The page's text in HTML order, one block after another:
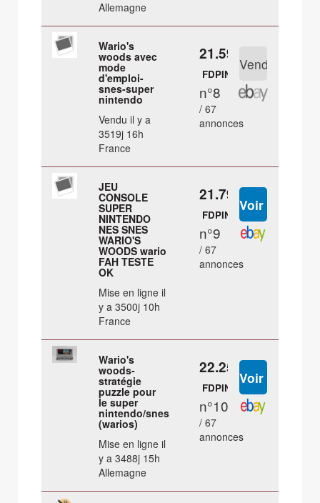
Allemagne
Wario's
woods avec
mode
d'emploi-
snes-super
nintendo
Vendu il y a
3519j 16h
France
21.59 €
FDPIN
n°8
/ 67
annonces
JEU
CONSOLE
SUPER
NINTENDO
NES SNES
WARIO'S
WOODS wario
FAH TESTE
OK
Mise en ligne il
y a 3500j 10h
France
21.79 €
FDPIN
n°9
/ 67
annonces
Wario's
woods-
stratégie
puzzle pour
le super
nintendo/snes
(warios)
Mise en ligne il
y a 3488j 15h
Allemagne
22.25 €
FDPIN
n°10
/ 67
annonces